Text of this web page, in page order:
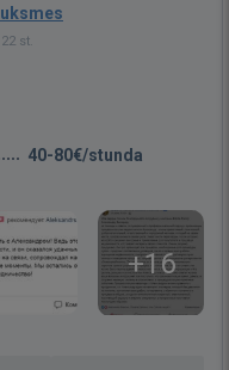
st.
40-80€/stunda
+16